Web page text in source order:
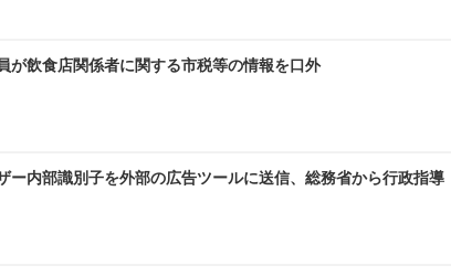
が飲食店関係者に関する市税等の情報を口外
ー内部識別子を外部の広告ツールに送信、総務省から行政指導